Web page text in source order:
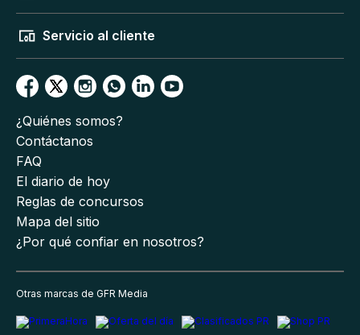
Servicio al cliente
¿Quiénes somos?
Contáctanos
FAQ
El diario de hoy
Reglas de concursos
Mapa del sitio
¿Por qué confiar en nosotros?
Otras marcas de GFR Media